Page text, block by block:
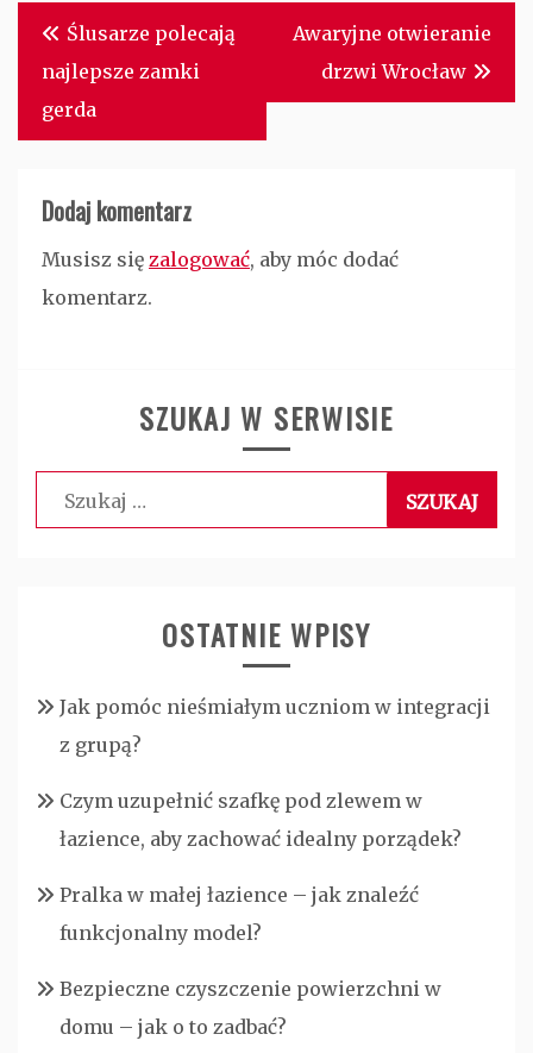
Nawigacja
wpisu
Ślusarze polecają
najlepsze zamki
gerda
Awaryjne otwieranie
drzwi Wrocław
Dodaj komentarz
Musisz się zalogować, aby móc dodać
komentarz.
SZUKAJ W SERWISIE
Szukaj:
OSTATNIE WPISY
Jak pomóc nieśmiałym uczniom w integracji
z grupą?
Czym uzupełnić szafkę pod zlewem w
łazience, aby zachować idealny porządek?
Pralka w małej łazience – jak znaleźć
funkcjonalny model?
Bezpieczne czyszczenie powierzchni w
domu – jak o to zadbać?